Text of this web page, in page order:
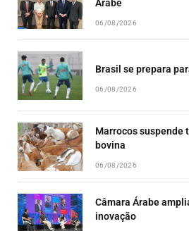
Árabe
06/08/2026
Brasil se prepara
06/08/2026
Marrocos suspende
bovina
06/08/2026
Câmara Árabe
inovação